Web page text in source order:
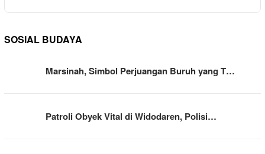
SOSIAL BUDAYA
Marsinah, Simbol Perjuangan Buruh yang T…
Patroli Obyek Vital di Widodaren, Polisi…